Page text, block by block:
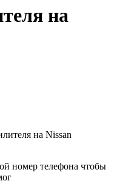
на
на Nissan
номер телефона чтобы